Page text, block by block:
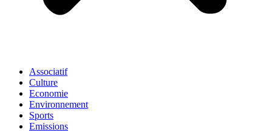
Associatif
Culture
Economie
Environnement
Sports
Emissions